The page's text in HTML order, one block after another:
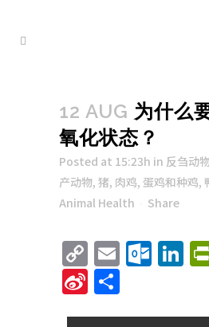
12 AUG 为什么
氧化状态？
Posted at 15:23h in 反刍动
产动物, 猪, 肉鸡, 蛋鸡和种鸡,
Animal Health
Share
Copy
Link
Email
Sina
Weibo